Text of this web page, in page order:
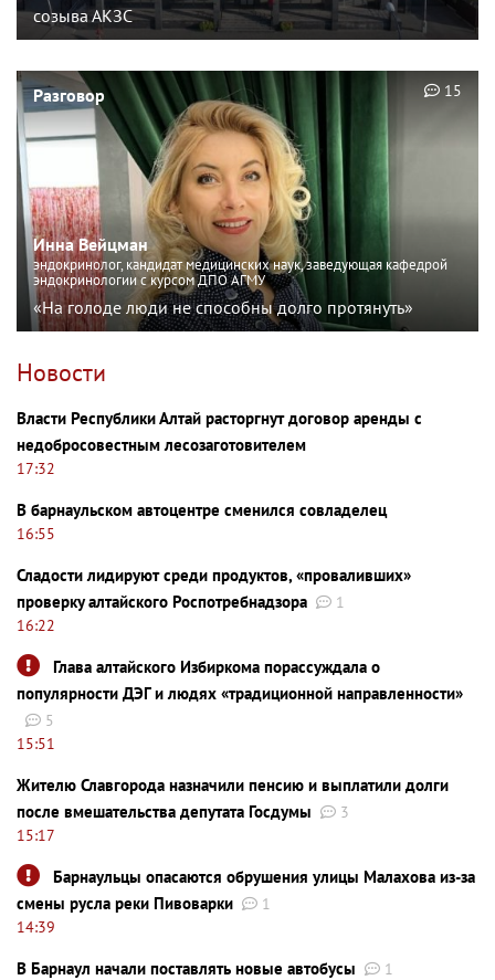
созыва АКЗС
Разговор
Инна Вейцман
эндокринолог, кандидат медицинских наук, заведующая кафедрой
эндокринологии с курсом ДПО АГМУ
«На голоде люди не способны долго протянуть»
15
Новости
Власти Республики Алтай расторгнут договор аренды с
недобросовестным лесозаготовителем
17:32
В барнаульском автоцентре сменился совладелец
16:55
Сладости лидируют среди продуктов, «проваливших»
проверку алтайского Роспотребнадзора
1
16:22
Глава алтайского Избиркома порассуждала о
популярности ДЭГ и людях «традиционной направленности»
5
15:51
Жителю Славгорода назначили пенсию и выплатили долги
после вмешательства депутата Госдумы
3
15:17
Барнаульцы опасаются обрушения улицы Малахова из-за
смены русла реки Пивоварки
1
14:39
В Барнаул начали поставлять новые автобусы
1